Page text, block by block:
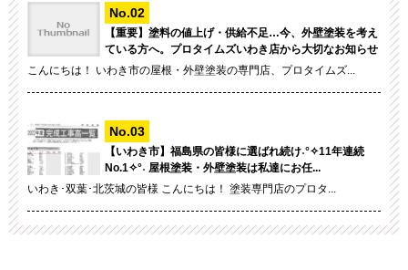
【重要】塗料の値上げ・供給不足…今、外壁塗装を考え
ている方へ。プロタイムズいわき店から大切なお知らせ
こんにちは！ いわき市の屋根・外壁塗装の専門店、プロタイムズ...
【いわき市】福島県の皆様に選ばれ続け˖°✧11年連続
No.1✧°˖ 屋根塗装・外壁塗装は私達にお任...
いわき･双葉･北茨城の皆様 こんにちは！ 塗装専門店のプロタ...